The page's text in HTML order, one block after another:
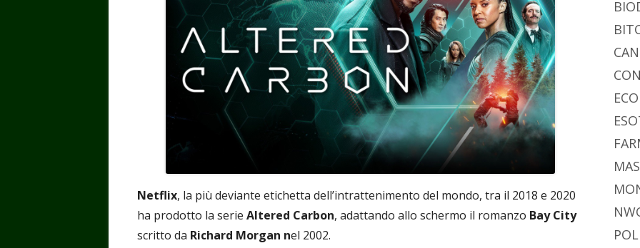
di
Netflix, la più deviante etichetta dell’intrattenimento del mondo, tra il 2018 e 2020
ha prodotto la serie Altered Carbon, adattando allo schermo il romanzo Bay City
scritto da Richard Morgan nel 2002.